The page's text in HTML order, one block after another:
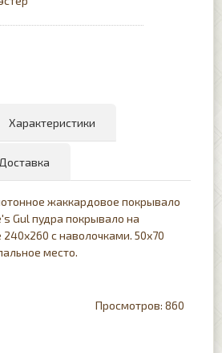
Характеристики
Доставка
жаккардовое покрывало
Gul пудра покрывало на
с наволочками. 50х70
место.
860